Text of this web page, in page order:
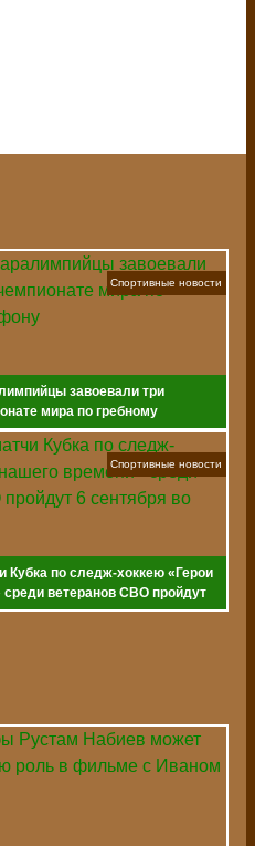
завоевали три
мира по гребному
Спортивные новости
Кубка по следж-хоккею «Герои
ветеранов СВО пройдут
Спортивные новости